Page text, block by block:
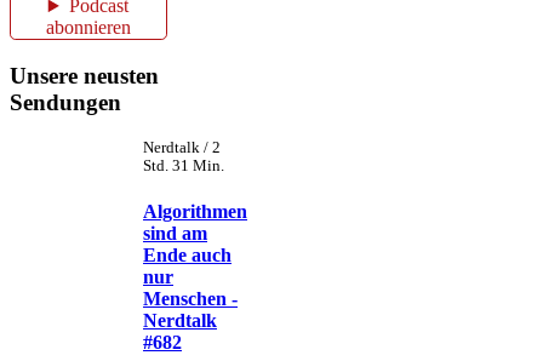
Podcast
abonnieren
Unsere neusten
Sendungen
Nerdtalk / 2
Std. 31 Min.
Algorithmen
sind am
Ende auch
nur
Menschen -
Nerdtalk
#682